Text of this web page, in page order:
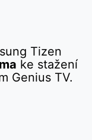
Tizen
ke stažení
Genius TV.